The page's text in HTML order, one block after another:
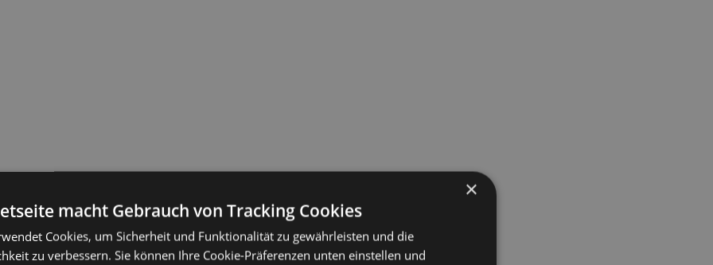
×
macht Gebrauch von Tracking Cookies
Cookies, um Sicherheit und Funktionalität zu gewährleisten und die
zu verbessern. Sie können Ihre Cookie-Präferenzen unten einstellen und